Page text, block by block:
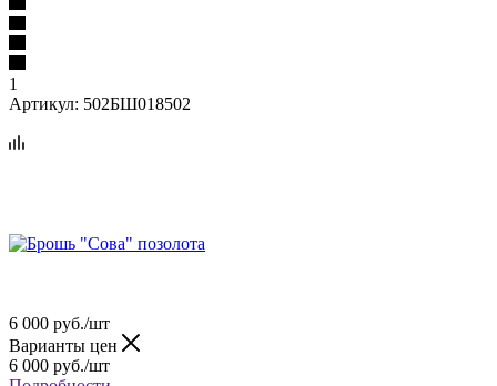
1
Артикул: 502БШ018502
6 000 руб./шт
Варианты цен
6 000 руб./шт